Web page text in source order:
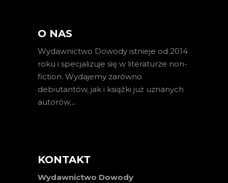
O NAS
Wydawnictwo Dowody istnieje od 2014
roku i specjalizuje się w literaturze non-
fiction. Wydajemy zarówno
debiutantów, jak i książki już uznanych
autorów…
KONTAKT
Wydawnictwo Dowody